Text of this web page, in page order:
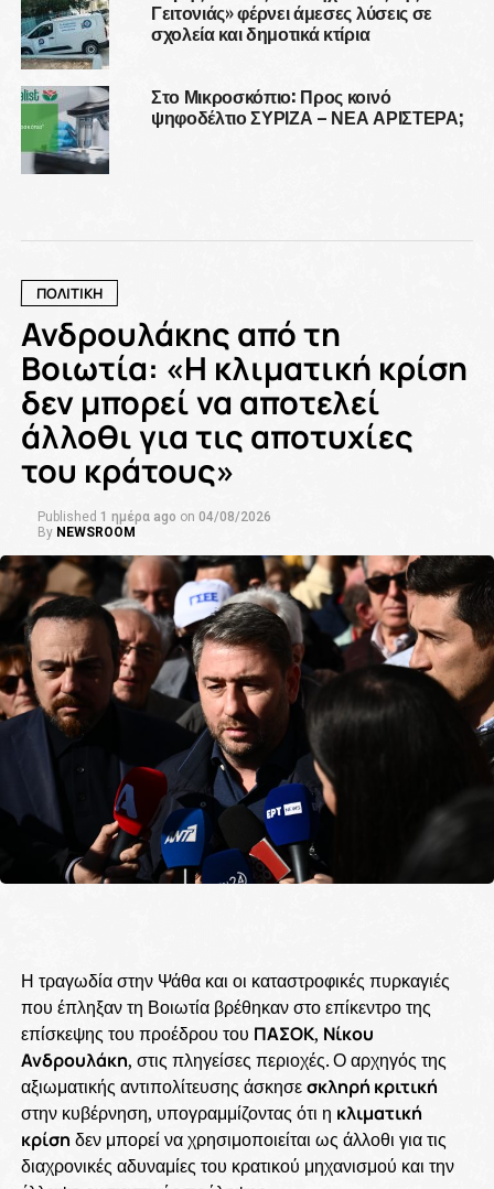
Γειτονιάς» φέρνει άμεσες λύσεις σε
σχολεία και δημοτικά κτίρια
Στο Μικροσκόπιο: Προς κοινό
ψηφοδέλτιο ΣΥΡΙΖΑ – ΝΕΑ ΑΡΙΣΤΕΡΑ;
ΠΟΛΙΤΙΚΗ
Ανδρουλάκης από τη
Βοιωτία: «Η κλιματική κρίση
δεν μπορεί να αποτελεί
άλλοθι για τις αποτυχίες
του κράτους»
Published 1 ημέρα ago on 04/08/2026
By NEWSROOM
Η τραγωδία στην Ψάθα και οι καταστροφικές πυρκαγιές
που έπληξαν τη Βοιωτία βρέθηκαν στο επίκεντρο της
επίσκεψης του προέδρου του ΠΑΣΟΚ, Νίκου
Ανδρουλάκη, στις πληγείσες περιοχές. Ο αρχηγός της
αξιωματικής αντιπολίτευσης άσκησεσκληρή κριτική
στην κυβέρνηση, υπογραμμίζοντας ότι η κλιματική
κρίση δεν μπορεί να χρησιμοποιείται ως άλλοθι για τις
διαχρονικές αδυναμίες του κρατικού μηχανισμού και την